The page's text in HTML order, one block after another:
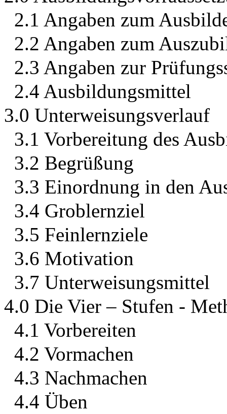
2.1 Angaben zum
2.2 Angaben zum
2.3 Angaben zur
2.4 Ausbildungsmittel
3.0 Unterweisungsverlauf
3.1 Vorbereitung des
3.2 Begrüßung
3.3 Einordnung in den
3.4 Groblernziel
3.5 Feinlernziele
3.6 Motivation
3.7 Unterweisungsmittel
4.0 Die Vier – Stufen -
4.1 Vorbereiten
4.2 Vormachen
4.3 Nachmachen
4.4 Üben